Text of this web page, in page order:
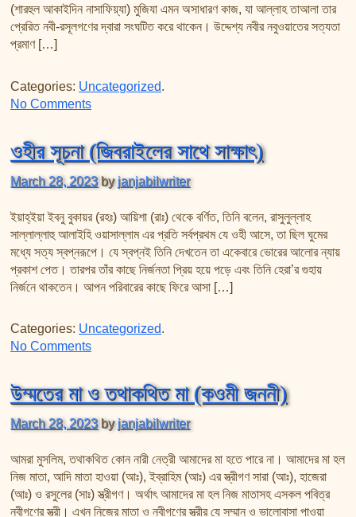
(শারহুল আকাইদিন নাসাফিয়্যা) মুজিযা এমন অসাধারণ কাজ, যা আল্লাহ তাআলা তার
প্রেরিত নবী-রসূলগণের দ্বারা সংঘটিত করে থাকেন। উদ্দেশ্য নবীর নবুওয়াতের সত্যতা
প্রমাণ […]
Categories: Uncategorized.
No Commentson মুজিযা, কারামত ও, জাদু
ওহীর সূচনা (জিবরাইলের সাথে সাক্ষাৎ)
March 28, 2023 byjanjabilwriter
ইয়াহ্ইয়া ইবনু বুকায়র (রহঃ) আয়িশা (রাঃ) থেকে বর্ণিত, তিনি বলেন, রাসুলুল্লাহ
সাল্লাল্লাহু আলাইহি ওয়াসাল্লাম এর প্রতি সর্বপ্রথম যে ওহী আসে, তা ছিল ঘুমের
মধ্যে সত্য স্বপ্নরূপে। যে স্বপ্নই তিনি দেখতেন তা একেবারে ভোরের আলোর ন্যায়
প্রকাশ পেত। তারপর তাঁর কাছে নির্জনতা প্রিয় হয়ে পড়ে এবং তিনি হেরা’র গুহায়
নির্জনে থাকতেন। আপন পরিবারের কাছে ফিরে আসা […]
Categories: Uncategorized.
No Commentson ওহীর সূচনা (জিবরাইলের সাথে সাক্ষাৎ)
উম্মতের মা ও তথাকথিত মা (কওমী জননী)
March 28, 2023 byjanjabilwriter
আমরা মুসলিম, তথাকথিত কোন নারী নেত্রী আমাদের মা হতে পারে না। আমাদের মা হল
নিজ মাতা, আদি মাতা হাওয়া (আঃ), ইব্রাহিম (আঃ) এর স্ত্রীগণ সারা (আঃ), হাজেরা
(আঃ) ও রসুলের (সাঃ) স্ত্রীগণ। অর্থাৎ আমাদের মা হল নিজ মাতাসহ এসকল পবিত্র
নবীগণের স্ত্রী। এখন নিজের মাতা ও নবীগণের স্ত্রীর যে সম্মান ও ভালোবাসা পাওয়া